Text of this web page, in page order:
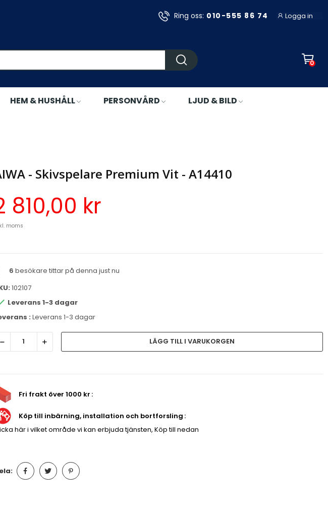
Ring oss: 010-555 86 74 Logga in
0
HEM & HUSHÅLL PERSONVÅRD
LJUD & BILD
- Skivspelare Premium Vit - A14410
810,00 kr
moms
6 besökare tittar på denna just nu
102107
Leverans 1-3 dagar
: Leverans 1-3 dagar
LÄGG TILL I VARUKORGEN
Fri frakt över 1000 kr
Köp till inbärning, installation och bortforsling
här i vilket område vi kan erbjuda tjänsten, Köp till nedan